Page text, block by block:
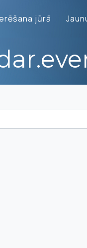
jūrā